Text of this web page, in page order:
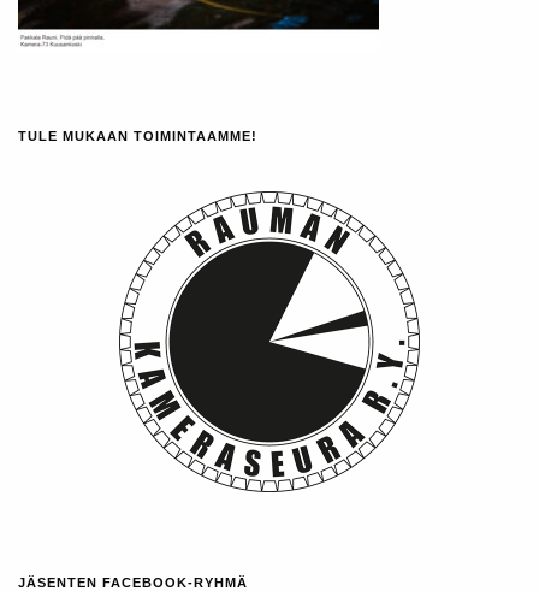
TULE MUKAAN TOIMINTAAMME!
JÄSENTEN FACEBOOK-RYHMÄ